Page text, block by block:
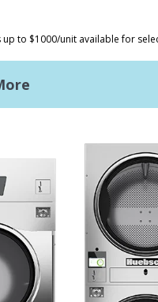
Địa điểm